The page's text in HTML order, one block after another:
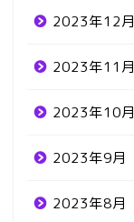
2023年12月
2023年11月
2023年10月
2023年9月
2023年8月